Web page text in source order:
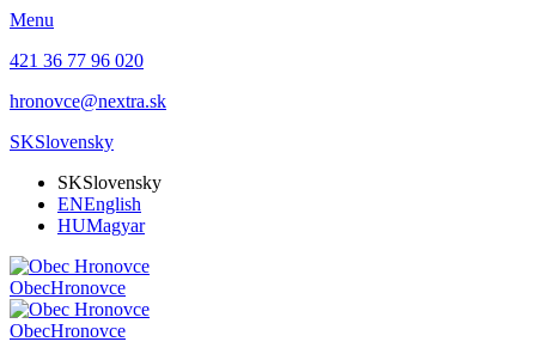
Menu
421 36 77 96 020
hronovce@nextra.sk
SKSlovensky
SKSlovensky
ENEnglish
HUMagyar
ObecHronovce
ObecHronovce